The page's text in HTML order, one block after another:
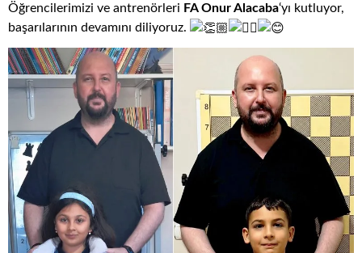
Öğrencilerimizi ve antrenörleri FA Onur Alacaba‘yı kutluyor,
başarılarının devamını diliyoruz.